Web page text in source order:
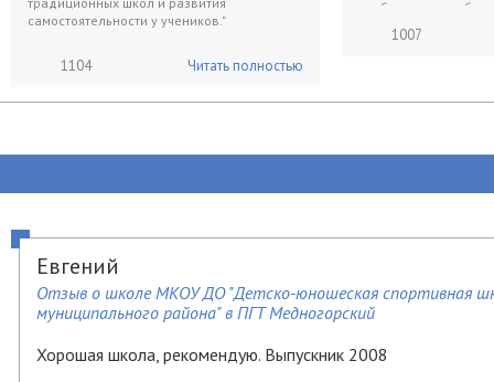
самостоятельности у учеников."
1104 Читать полностью
изобилия перед
1007
Евгений
Отзыв о школе МКОУ ДО "Детско-юношеская спортивная
муниципального района" в ПГТ Медногорский
Хорошая школа, рекомендую. Выпускник 2008